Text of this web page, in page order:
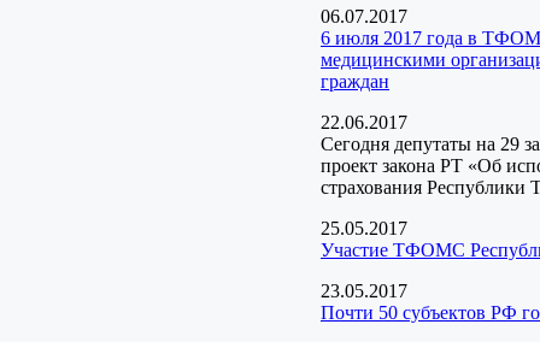
06.07.2017
6 июля 2017 года в
медицинскими
граждан
22.06.2017
Сегодня депутаты на 29
проект закона РТ «Об
страхования Республики
25.05.2017
Участие ТФОМС
23.05.2017
Почти 50 субъектов РФ